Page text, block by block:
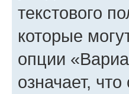
текстового
которые
опции
означает,